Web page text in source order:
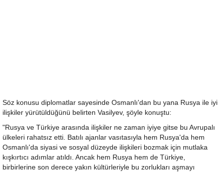
Söz konusu diplomatlar sayesinde Osmanlı'dan bu yana Rusya ile iyi
ilişkiler yürütüldüğünü belirten Vasilyev, şöyle konuştu:
"Rusya ve Türkiye arasında ilişkiler ne zaman iyiye gitse bu Avrupalı
ülkeleri rahatsız etti. Batılı ajanlar vasıtasıyla hem Rusya'da hem
Osmanlı'da siyasi ve sosyal düzeyde ilişkileri bozmak için mutlaka
kışkırtıcı adımlar atıldı. Ancak hem Rusya hem de Türkiye,
birbirlerine son derece yakın kültürleriyle bu zorlukları aşmayı